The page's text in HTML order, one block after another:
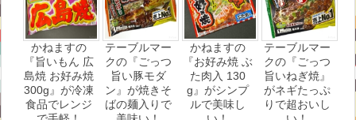
かねますの
『旨いもん 広
島焼 お好み焼
300g』が冷凍
食品でレンジ
テーブルマー
クの『ごっつ
旨い豚モダ
ン』が焼きそ
ばの麺入りで
かねますの
『お好み焼 ぶ
た肉入 130
g』がシンプ
ルで美味し
テーブルマー
クの『ごっつ
旨いねぎ焼』
がネギたっぷ
りで超おいし